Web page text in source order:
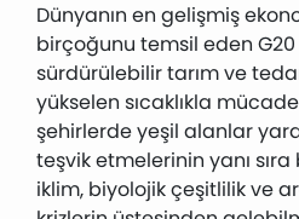
Dünyanın en gelişmiş
birçoğunu temsil eden
sürdürülebilir tarım ve
yükselen sıcaklıkla
şehirlerde yeşil alanlar
teşvik etmelerinin yanı
iklim, biyolojik çeşitlilik ve